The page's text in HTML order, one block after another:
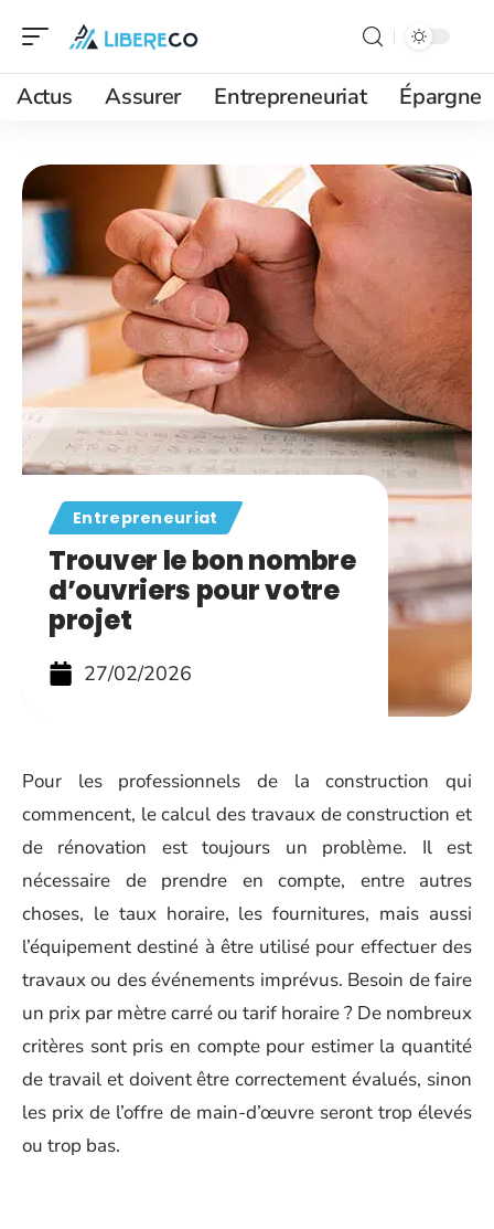
Actus Assurer Entrepreneuriat Épargne
Entrepreneuriat
Trouver le bon nombre
d’ouvriers pour votre
projet
27/02/2026
Pour les professionnels de la construction qui
commencent, le calcul des travaux de construction et
de rénovation est toujours un problème. Il est
nécessaire de prendre en compte, entre autres
choses, le taux horaire, les fournitures, mais aussi
l’équipement destiné à être utilisé pour effectuer des
travaux ou des événements imprévus. Besoin de faire
un prix par mètre carré ou tarif horaire ? De nombreux
critères sont pris en compte pour estimer la quantité
de travail et doivent être correctement évalués, sinon
les prix de l’offre de main-d’œuvre seront trop élevés
ou trop bas.